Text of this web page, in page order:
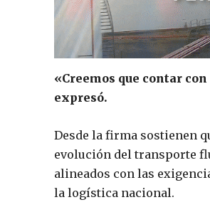
«Creemos que contar
expresó.
Desde la firma sostienen
evolución del transporte
alineados con las
la logística nacional.